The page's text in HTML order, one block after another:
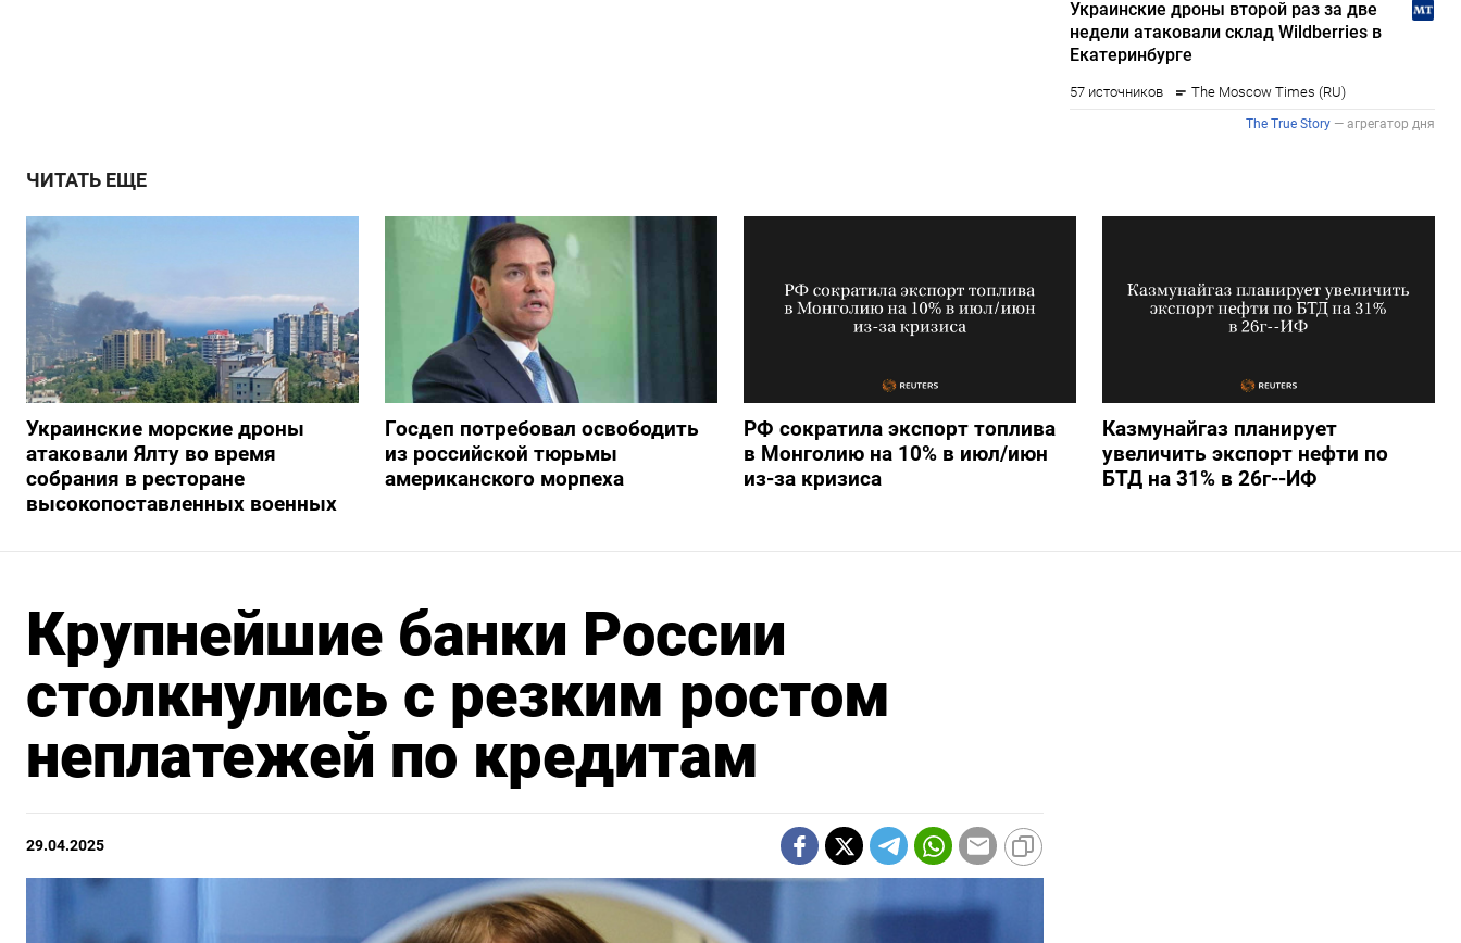
ЧИТАТЬ ЕЩЕ
Украинские морские дроны
атаковали Ялту во время
собрания в ресторане
высокопоставленных военных
Госдеп потребовал освободить
из российской тюрьмы
американского морпеха
РФ сократила экспорт топлива
в Монголию на 10% в июл/июн
из-за кризиса
Казмунайгаз планирует
увеличить экспорт нефти по
БТД на 31% в 26г--ИФ
Крупнейшие банки России
столкнулись с резким ростом
неплатежей по кредитам
29.04.2025